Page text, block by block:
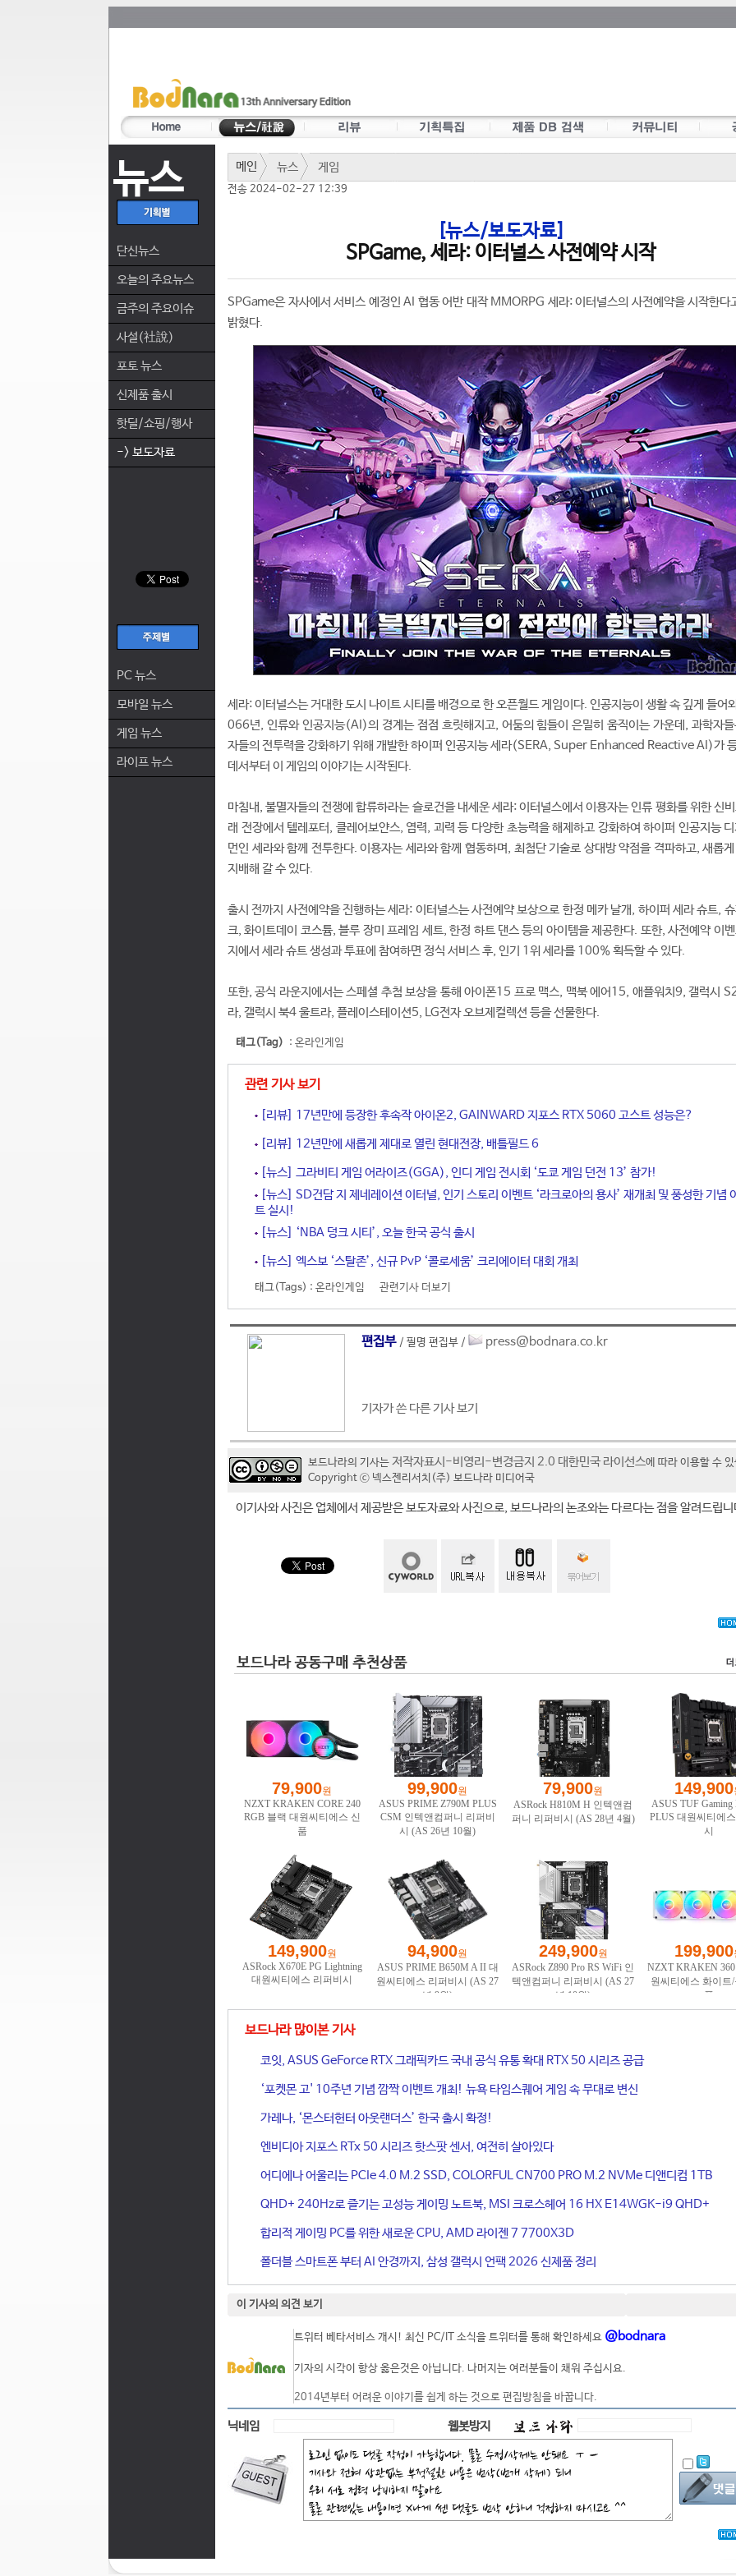
뉴스
단신뉴스
오늘의 주요뉴스
금주의 주요이슈
사설(社說)
포토 뉴스
신제품 출시
핫딜/쇼핑/행사
-> 보도자료
PC 뉴스
모바일 뉴스
게임 뉴스
라이프 뉴스
메인 뉴스 게임
전송 2024-02-27 12:39
[뉴스/보도자료]
SPGame, 세라: 이터널스 사전예약 시작
SPGame은 자사에서 서비스 예정인 AI 협동 어반 대작 MMORPG 세라: 이터널스의 사전예약을 시작한다
밝혔다.
세라: 이터널스는 거대한 도시 나이트 시티를 배경으로 한 오픈월드 게임이다. 인공지능이 생활 속 깊게 들어
066년, 인류와 인공지능(AI)의 경계는 점점 흐릿해지고, 어둠의 힘들이 은밀히 움직이는 가운데, 과학자
자들의 전투력을 강화하기 위해 개발한 하이퍼 인공지능 세라(SERA, Super Enhanced Reactive AI)가
데서부터 이 게임의 이야기는 시작된다.
마침내, 불멸자들의 전쟁에 합류하라는 슬로건을 내세운 세라: 이터널스에서 이용자는 인류 평화를 위한 신
래 전장에서 텔레포터, 클레어보얀스, 염력, 괴력 등 다양한 초능력을 해제하고 강화하여 하이퍼 인공지능
먼인 세라와 함께 전투한다. 이용자는 세라와 함께 협동하며, 최첨단 기술로 상대방 약점을 격파하고, 새롭
지배해 갈 수 있다.
출시 전까지 사전예약을 진행하는 세라: 이터널스는 사전예약 보상으로 한정 메카 날개, 하이퍼 세라 슈트,
크, 화이트데이 코스튬, 블루 장미 프레임 세트, 한정 하트 댄스 등의 아이템을 제공한다. 또한, 사전예약 이
지에서 세라 슈트 생성과 투표에 참여하면 정식 서비스 후, 인기 1위 세라를 100% 획득할 수 있다.
또한, 공식 라운지에서는 스페셜 추첨 보상을 통해 아이폰15 프로 맥스, 맥북 에어15, 애플워치9, 갤럭시
라, 갤럭시 북4 울트라, 플레이스테이션5, LG전자 오브제컬렉션 등을 선물한다.
태그(Tag) : 온라인게임
관련 기사 보기
[리뷰] 17년만에 등장한 후속작 아이온2, GAINWARD 지포스 RTX 5060 고스트 성능은?
[리뷰] 12년만에 새롭게 제대로 열린 현대전장, 배틀필드 6
[뉴스] 그라비티 게임 어라이즈(GGA), 인디 게임 전시회 ‘도쿄 게임 던전 13’ 참가!
[뉴스] SD건담 지 제네레이션 이터널, 인기 스토리 이벤트 ‘라크로아의 용사’ 재개최 및 풍성한 기념
트 실시!
[뉴스] ‘NBA 덩크 시티’, 오늘 한국 공식 출시
[뉴스] 엑스보 ‘스탈존’, 신규 PvP ‘콜로세움’ 크리에이터 대회 개최
태그(Tags) : 온라인게임 관련기사 더보기
편집부 / 필명 편집부 / press@bodnara.co.kr
기자가 쓴 다른 기사 보기
보드나라의 기사는 저작자표시-비영리-변경금지 2.0 대한민국 라이선스에 따라 이용할 수
Copyright ⓒ 넥스젠리서치(주) 보드나라 미디어국
이기사와 사진은 업체에서 제공받은 보도자료와 사진으로, 보드나라의 논조와는 다르다는 점을 알려드립
보드나라 많이본 기사
코잇, ASUS GeForce RTX 그래픽카드 국내 공식 유통 확대 RTX 50 시리즈 공급
‘포켓몬 고' 10주년 기념 깜짝 이벤트 개최! 뉴욕 타임스퀘어 게임 속 무대로 변신
가레나, ‘몬스터헌터 아웃랜더스’ 한국 출시 확정!
엔비디아 지포스 RTx 50 시리즈 핫스팟 센서, 여전히 살아있다
어디에나 어울리는 PCIe 4.0 M.2 SSD, COLORFUL CN700 PRO M.2 NVMe 디앤디컴 1TB
QHD+ 240Hz로 즐기는 고성능 게이밍 노트북, MSI 크로스헤어 16 HX E14WGK-i9 QHD+
합리적 게이밍 PC를 위한 새로운 CPU, AMD 라이젠 7 7700X3D
폴더블 스마트폰 부터 AI 안경까지, 삼성 갤럭시 언팩 2026 신제품 정리
이 기사의 의견 보기
트위터 베타서비스 개시! 최신 PC/IT 소식을 트위터를 통해 확인하세요 @bodnara
기자의 시각이 항상 옳은것은 아닙니다. 나머지는 여러분들이 채워 주십시요.
2014년부터 어려운 이야기를 쉽게 하는 것으로 편집방침을 바꿉니다.
닉네임 웹봇방지